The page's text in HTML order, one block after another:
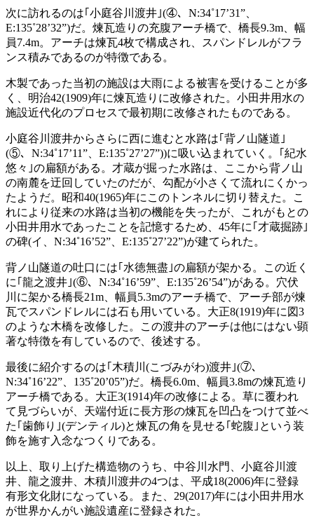
次に訪れるのは｢小庭谷川渡井｣(④、N:34˚17’31”、
E:135˚28’32”)だ。煉瓦造りの充腹アーチ橋で、橋長9.3m、幅
員7.4m。アーチは煉瓦4枚で構成され、スパンドレルがフラ
ンス積みであるのが特徴である。
木製であった当初の施設は大雨による被害を受けることが多
く、明治42(1909)年に煉瓦造りに改修された。小田井用水の
施設近代化のプロセスで最初期に改修されたものである。
小庭谷川渡井からさらに西に進むと水路は｢背ノ山隧道｣
(⑤、N:34˚17’11”、E:135˚27’27”))に吸い込まれていく。｢紀水
悠々｣の扁額がある。才蔵が掘った水路は、ここから背ノ山
の南麓を迂回していたのだが、勾配が小さくて流れにくかっ
たようだ。昭和40(1965)年にこのトンネルに切り替えた。こ
れにより従来の水路は当初の機能を失ったが、これがもとの
小田井用水であったことを記憶するため、45年に｢才蔵掘跡｣
の碑(イ、N:34˚16’52”、E:135˚27’22”)が建てられた。
背ノ山隧道の吐口には｢水徳無盡｣の扁額が架かる。この近く
に｢龍之渡井｣(⑥、N:34˚16’59”、E:135˚26’54”)がある。穴伏
川に架かる橋長21m、幅員5.3mのアーチ橋で、アーチ部が煉
瓦でスパンドレルには石も用いている。大正8(1919)年に図3
のような木橋を改修した。この渡井のアーチは他にはない顕
著な特徴を有しているので、後述する。
最後に紹介するのは｢木積川(こづみがわ)渡井｣(⑦、
N:34˚16’22”、135˚20’05”)だ。橋長6.0m、幅員3.8mの煉瓦造り
アーチ橋である。大正3(1914)年の改修による。草に覆われ
て見づらいが、天端付近に長方形の煉瓦を凹凸をつけて並べ
た｢歯飾り｣(デンティル)と煉瓦の角を見せる｢蛇腹｣という装
飾を施す入念なつくりである。
以上、取り上げた構造物のうち、中谷川水門、小庭谷川渡
井、龍之渡井、木積川渡井の4つは、平成18(2006)年に登録
有形文化財になっている。また、29(2017)年には小田井用水
が世界かんがい施設遺産に登録された。